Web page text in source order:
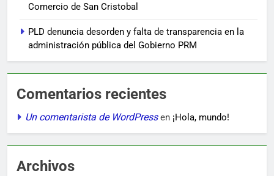
Comercio de San Cristobal
PLD denuncia desorden y falta de transparencia en la
administración pública del Gobierno PRM
Comentarios recientes
Un comentarista de WordPressen ¡Hola, mundo!
Archivos